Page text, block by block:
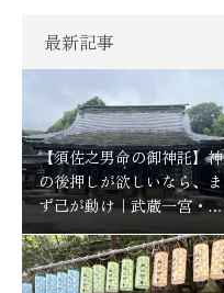
最新記事
【須佐之男命の御神託】神
の後押しが欲しいなら、ま
ず己が動け｜武蔵一宮・氷
川神社